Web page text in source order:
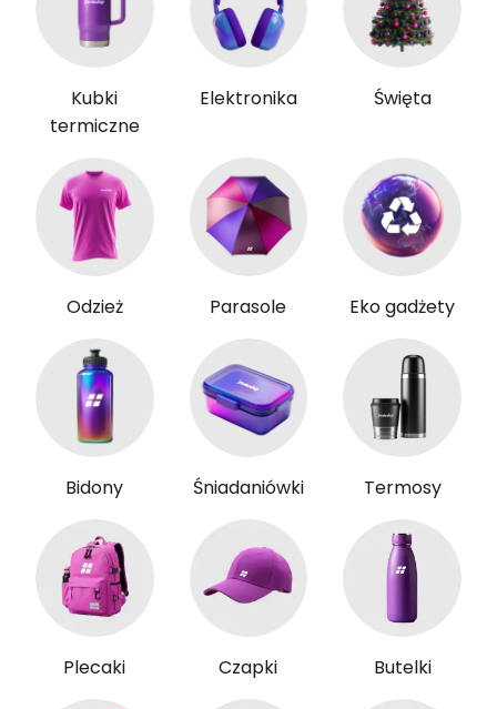
Kubki
termiczne
Elektronika Święta
Odzież Parasole Eko gadżety
Bidony Śniadaniówki Termosy
Plecaki Czapki Butelki